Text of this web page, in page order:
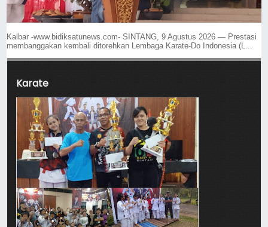
Kalbar -www.bidiksatunews.com- SINTANG, 9 Agustus 2026 — Prestasi
membanggakan kembali ditorehkan Lembaga Karate-Do Indonesia (L...
Karate